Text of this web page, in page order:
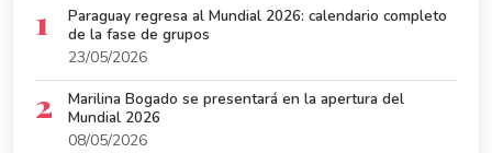
1
Paraguay regresa al Mundial 2026: calendario completo
de la fase de grupos
23/05/2026
2
Marilina Bogado se presentará en la apertura del
Mundial 2026
08/05/2026